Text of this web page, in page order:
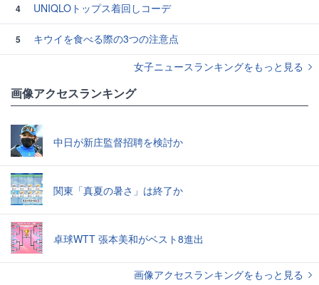
4 UNIQLOトップス着回しコーデ
5
キウイを食べる際の3つの注意点
女子ニュースランキングをもっと見る
画像アクセスランキング
中日が新庄監督招聘を検討か
関東「真夏の暑さ」は終了か
卓球WTT 張本美和がベスト8進出
画像アクセスランキングをもっと見る